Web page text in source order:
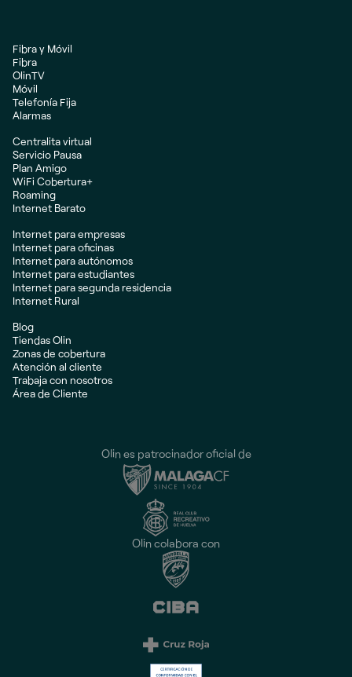
Fibra y Móvil
Fibra
OlinTV
Móvil
Telefonía Fija
Alarmas
Centralita virtual
Servicio Pausa
Plan Amigo
WiFi Cobertura+
Roaming
Internet Barato
Internet para empresas
Internet para oficinas
Internet para autónomos
Internet para estudiantes
Internet para segunda residencia
Internet Rural
Blog
Tiendas Olin
Zonas de cobertura
Atención al cliente
Trabaja con nosotros
Área de Cliente
Olin es patrocinador oficial de
Olin colabora con